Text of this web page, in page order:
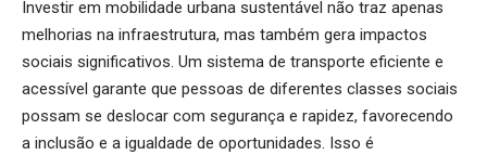
Investir em mobilidade urbana sustentável não traz apenas
melhorias na infraestrutura, mas também gera impactos
sociais significativos. Um sistema de transporte eficiente e
acessível garante que pessoas de diferentes classes sociais
possam se deslocar com segurança e rapidez, favorecendo
a inclusão e a igualdade de oportunidades. Isso é